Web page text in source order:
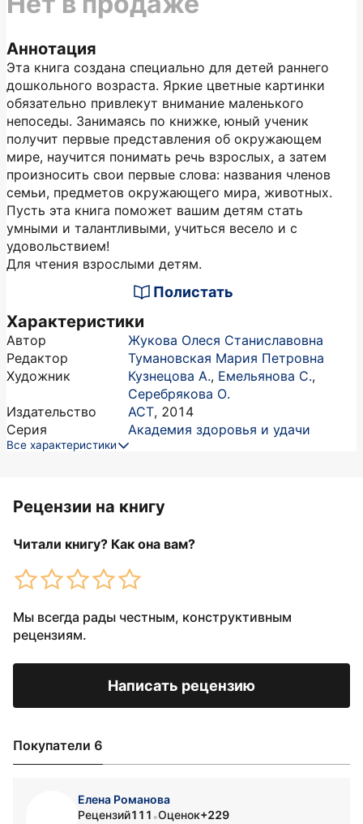
Аннотация
Эта книга создана специально для детей раннего
дошкольного возраста. Яркие цветные картинки
обязательно привлекут внимание маленького
непоседы. Занимаясь по книжке, юный ученик
получит первые представления об окружающем
мире, научится понимать речь взрослых, а затем
произносить свои первые слова: названия членов
семьи, предметов окружающего мира, животных.
Пусть эта книга поможет вашим детям стать
умными и талантливыми, учиться весело и с
удовольствием!
Для чтения взрослыми детям.
Полистать
Характеристики
Автор
Жукова Олеся Станиславовна
Редактор
Тумановская Мария Петровна
Художник
Кузнецова А., Емельянова С.,
Серебрякова О.
Издательство
АСТ, 2014
Серия
Академия здоровья и удачи
Все характеристики
Рецензии на книгу
Читали книгу? Как она вам?
Мы всегда рады честным, конструктивным
рецензиям.
Написать рецензию
Покупатели 6
Елена Романова
Рецензий111 •Оценок+229